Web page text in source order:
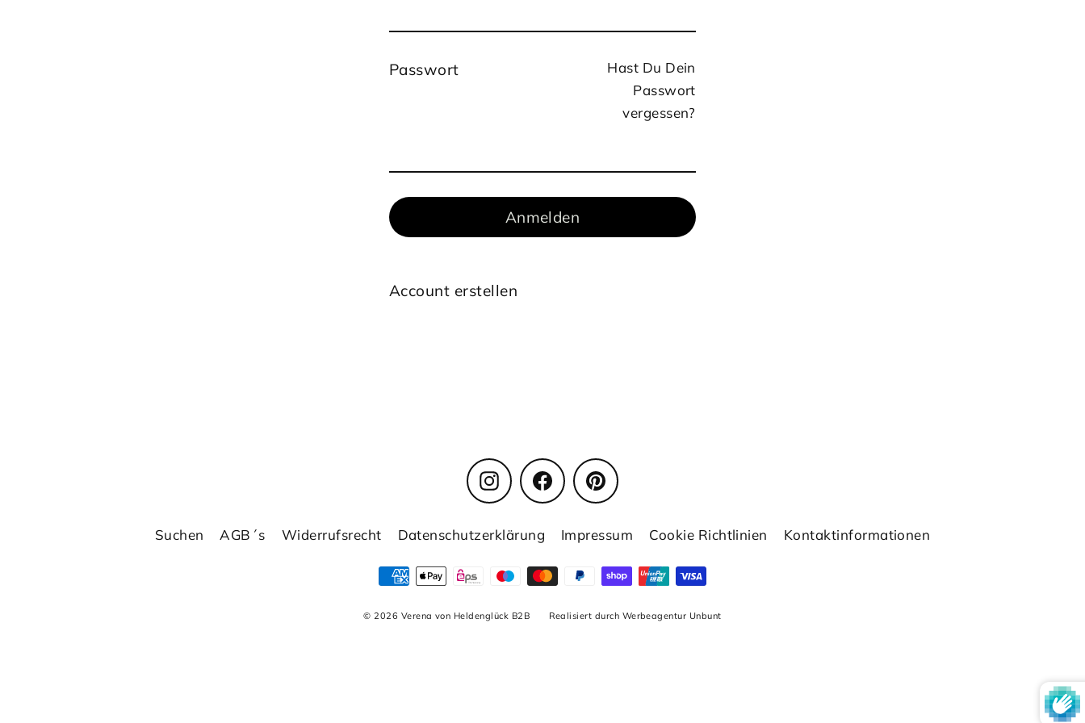
Passwort
Hast Du Dein
Passwort
vergessen?
Anmelden
Account erstellen
InstagramFacebookPinterest
Suchen AGB´s Widerrufsrecht Datenschutzerklärung Impressum Cookie Richtlinien Kontaktinformationen
© 2026 Verena von Heldenglück B2B Realisiert durch Werbeagentur Unbunt